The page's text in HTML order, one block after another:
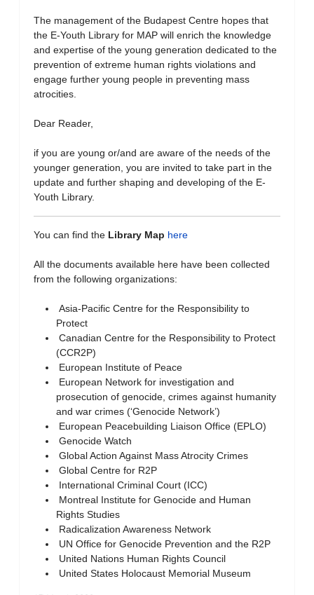
The management of the Budapest Centre hopes that
the E-Youth Library for MAP will enrich the knowledge
and expertise of the young generation dedicated to the
prevention of extreme human rights violations and
engage further young people in preventing mass
atrocities.
Dear Reader,
if you are young or/and are aware of the needs of the
younger generation, you are invited to take part in the
update and further shaping and developing of the E-
Youth Library.
You can find the Library Map here
All the documents available here have been collected
from the following organizations:
Asia-Pacific Centre for the Responsibility to
Protect
Canadian Centre for the Responsibility to Protect
(CCR2P)
European Institute of Peace
European Network for investigation and
prosecution of genocide, crimes against humanity
and war crimes (‘Genocide Network’)
European Peacebuilding Liaison Office (EPLO)
Genocide Watch
Global Action Against Mass Atrocity Crimes
Global Centre for R2P
International Criminal Court (ICC)
Montreal Institute for Genocide and Human
Rights Studies
Radicalization Awareness Network
UN Office for Genocide Prevention and the R2P
United Nations Human Rights Council
United States Holocaust Memorial Museum